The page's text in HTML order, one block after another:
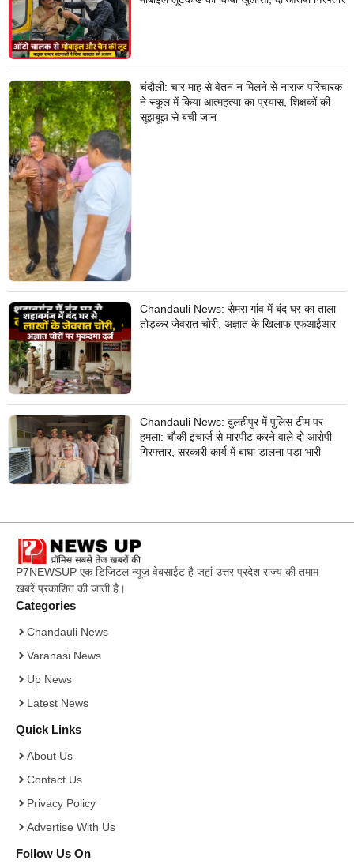
चंदौली: चार माह से वेतन न मिलने से नाराज परिचारक
ने स्कूल में किया आत्महत्या का प्रयास, शिक्षकों की
सूझबूझ से बची जान
Chandauli News: सेमरा गांव में बंद घर का ताला
तोड़कर जेवरात चोरी, अज्ञात के खिलाफ एफआईआर
Chandauli News: दुलहीपुर में पुलिस टीम पर
हमला: चौकी इंचार्ज से मारपीट करने वाले दो आरोपी
गिरफ्तार, सरकारी कार्य में बाधा डालना पड़ा भारी
P7NEWSUP एक डिजिटल न्यूज़ वेबसाईट है जहां उत्तर प्रदेश राज्य की तमाम
खबरें प्रकाशित की जाती है।
Categories
Chandauli News
Varanasi News
Up News
Latest News
Quick Links
About Us
Contact Us
Privacy Policy
Advertise With Us
Follow Us On